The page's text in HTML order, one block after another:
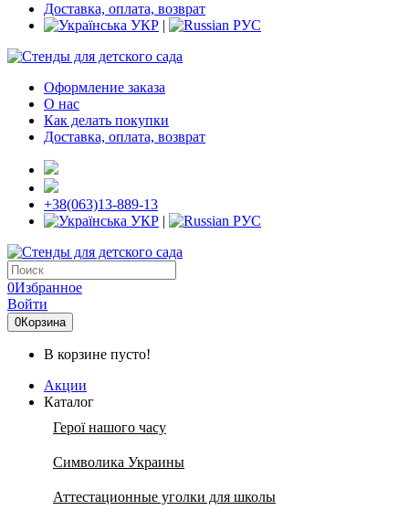
Доставка, оплата, возврат
УКР | РУС
Оформление заказа
О нас
Как делать покупки
Доставка, оплата, возврат
+38(063)13-889-13
УКР | РУС
0Избранное
Войти
0Корзина
В корзине пусто!
Акции
Каталог
Герої нашого часу
Символика Украины
Аттестационные уголки для школы